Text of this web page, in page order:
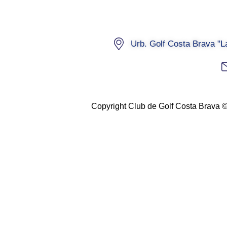
Urb. Golf Costa Brava
Copyright Club de Golf Costa Brava